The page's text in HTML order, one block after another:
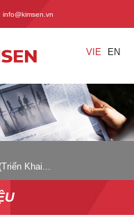
info@kimsen.vn
VIE EN
Khai...